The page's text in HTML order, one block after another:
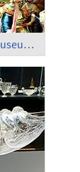
Amsterdam - Rijksmuseum; 'Allegory on Emperor Charles V's Abdication in Brussels', Frans Francken the Younger (1640)